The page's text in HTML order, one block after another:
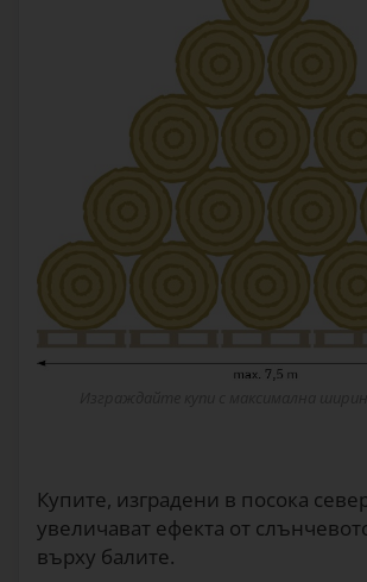
Купите, изградени в посока
увеличават ефекта от
върху балите.